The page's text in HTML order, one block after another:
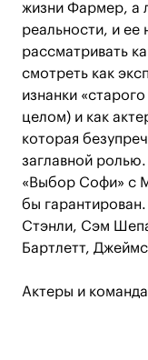
жизни Фармер, а
реальности, и ее
рассматривать
смотреть как
изнанки
целом) и как
которая
заглавной
«Выбор Софи» с
бы
Стэнли, Сэм
Бартлетт,
Актеры и команда